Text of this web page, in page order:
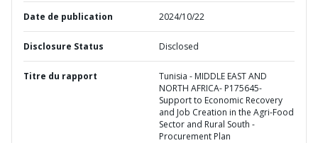
Date de publication 2024/10/22
Disclosure Status Disclosed
Titre du rapport
Tunisia - MIDDLE EAST AND
NORTH AFRICA- P175645-
Support to Economic Recovery
and Job Creation in the Agri-Food
Sector and Rural South -
Procurement Plan